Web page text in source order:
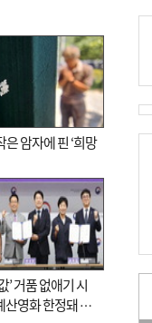
은 암자에 핀 ‘희망
’ 거품 없애기 시
영화 한정돼 실